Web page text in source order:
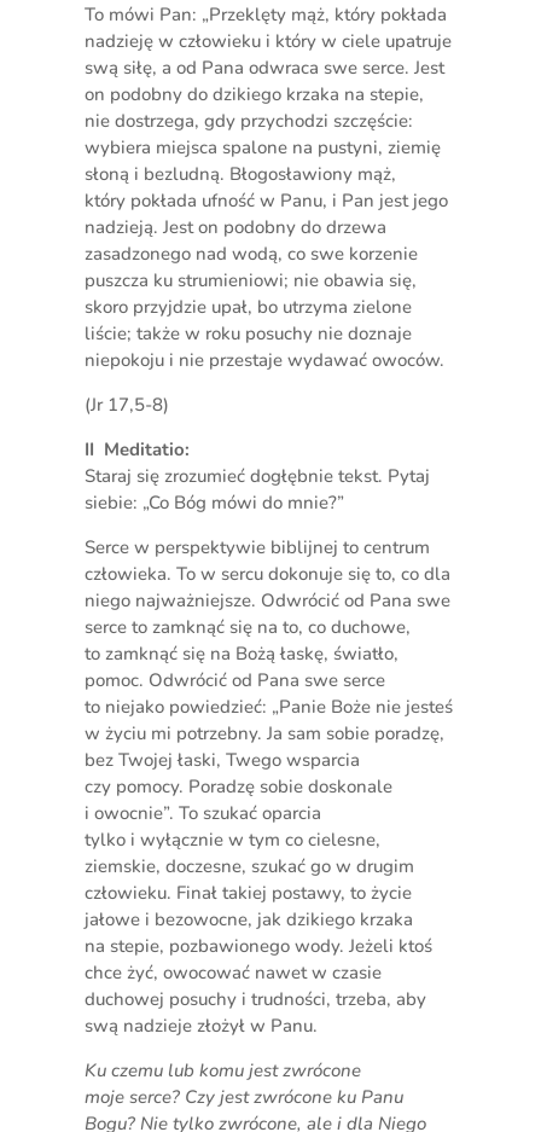
To mówi Pan: „Przeklęty mąż, który pokłada
nadzieję w człowieku i który w ciele upatruje
swą siłę, a od Pana odwraca swe serce. Jest
on podobny do dzikiego krzaka na stepie,
nie dostrzega, gdy przychodzi szczęście:
wybiera miejsca spalone na pustyni, ziemię
słoną i bezludną. Błogosławiony mąż,
który pokłada ufność w Panu, i Pan jest jego
nadzieją. Jest on podobny do drzewa
zasadzonego nad wodą, co swe korzenie
puszcza ku strumieniowi; nie obawia się,
skoro przyjdzie upał, bo utrzyma zielone
liście; także w roku posuchy nie doznaje
niepokoju i nie przestaje wydawać owoców.
(Jr 17,5-8)
II Meditatio:
Staraj się zrozumieć dogłębnie tekst. Pytaj
siebie: „Co Bóg mówi do mnie?”
Serce w perspektywie biblijnej to centrum
człowieka. To w sercu dokonuje się to, co dla
niego najważniejsze. Odwrócić od Pana swe
serce to zamknąć się na to, co duchowe,
to zamknąć się na Bożą łaskę, światło,
pomoc. Odwrócić od Pana swe serce
to niejako powiedzieć: „Panie Boże nie jesteś
w życiu mi potrzebny. Ja sam sobie poradzę,
bez Twojej łaski, Twego wsparcia
czy pomocy. Poradzę sobie doskonale
i owocnie”. To szukać oparcia
tylko i wyłącznie w tym co cielesne,
ziemskie, doczesne, szukać go w drugim
człowieku. Finał takiej postawy, to życie
jałowe i bezowocne, jak dzikiego krzaka
na stepie, pozbawionego wody. Jeżeli ktoś
chce żyć, owocować nawet w czasie
duchowej posuchy i trudności, trzeba, aby
swą nadzieje złożył w Panu.
Ku czemu lub komu jest zwrócone
moje serce? Czy jest zwrócone ku Panu
Bogu? Nie tylko zwrócone, ale i dla Niego